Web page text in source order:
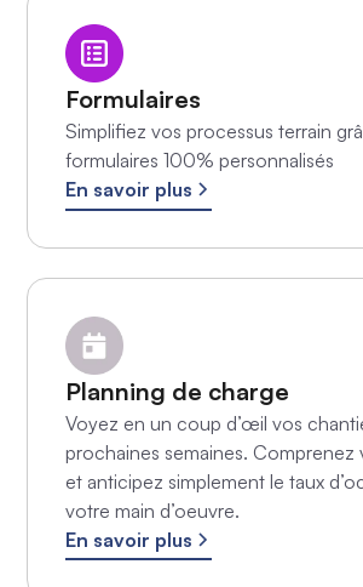
Formulaires
Simplifiez vos processus terrain
formulaires 100% personnalisés
En savoir plus
Planning de charge
Voyez en un coup d’œil vos
prochaines semaines. Comprenez
et anticipez simplement le taux
votre main d’oeuvre.
En savoir plus